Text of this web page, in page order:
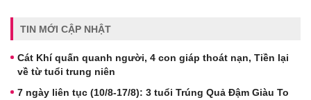
TIN MỚI CẬP NHẬT
Cát Khí quấn quanh người, 4 con giáp thoát nạn, Tiền lại
về từ tuổi trung niên
7 ngày liên tục (10/8-17/8): 3 tuổi Trúng Quả Đậm Giàu To